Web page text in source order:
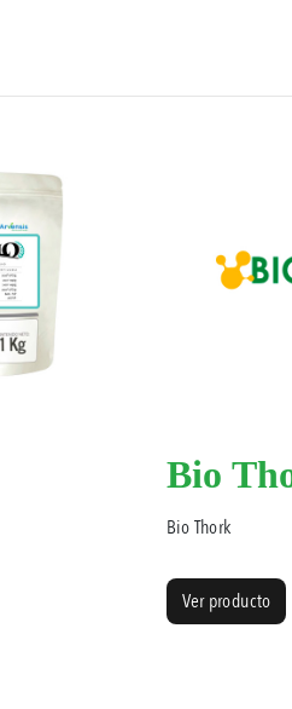
Bio
Bio Thork
Ver producto